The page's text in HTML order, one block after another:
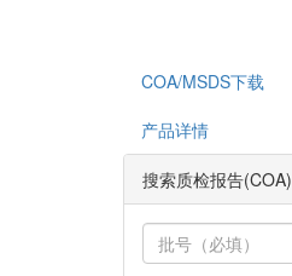
COA/MSDS下载
产品详情
搜索质检报告(COA)